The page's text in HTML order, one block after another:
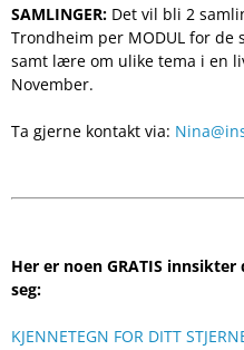
SAMLINGER: Det vil bli 2
Trondheim per MODUL for de
samt lære om ulike tema i en
November.
Ta gjerne kontakt via:
Her er noen GRATIS
seg:
KJENNETEGN FOR DITT